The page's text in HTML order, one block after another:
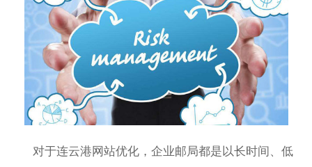
对于连云港网站优化，企业邮局都是以长时间、低